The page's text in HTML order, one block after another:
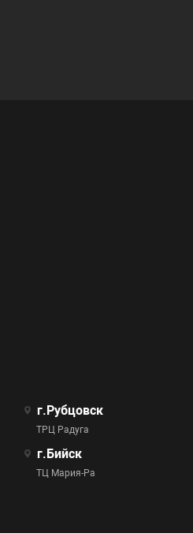
г.Рубцовск
ТРЦ Радуга
г.Бийск
ТЦ Мария-Ра